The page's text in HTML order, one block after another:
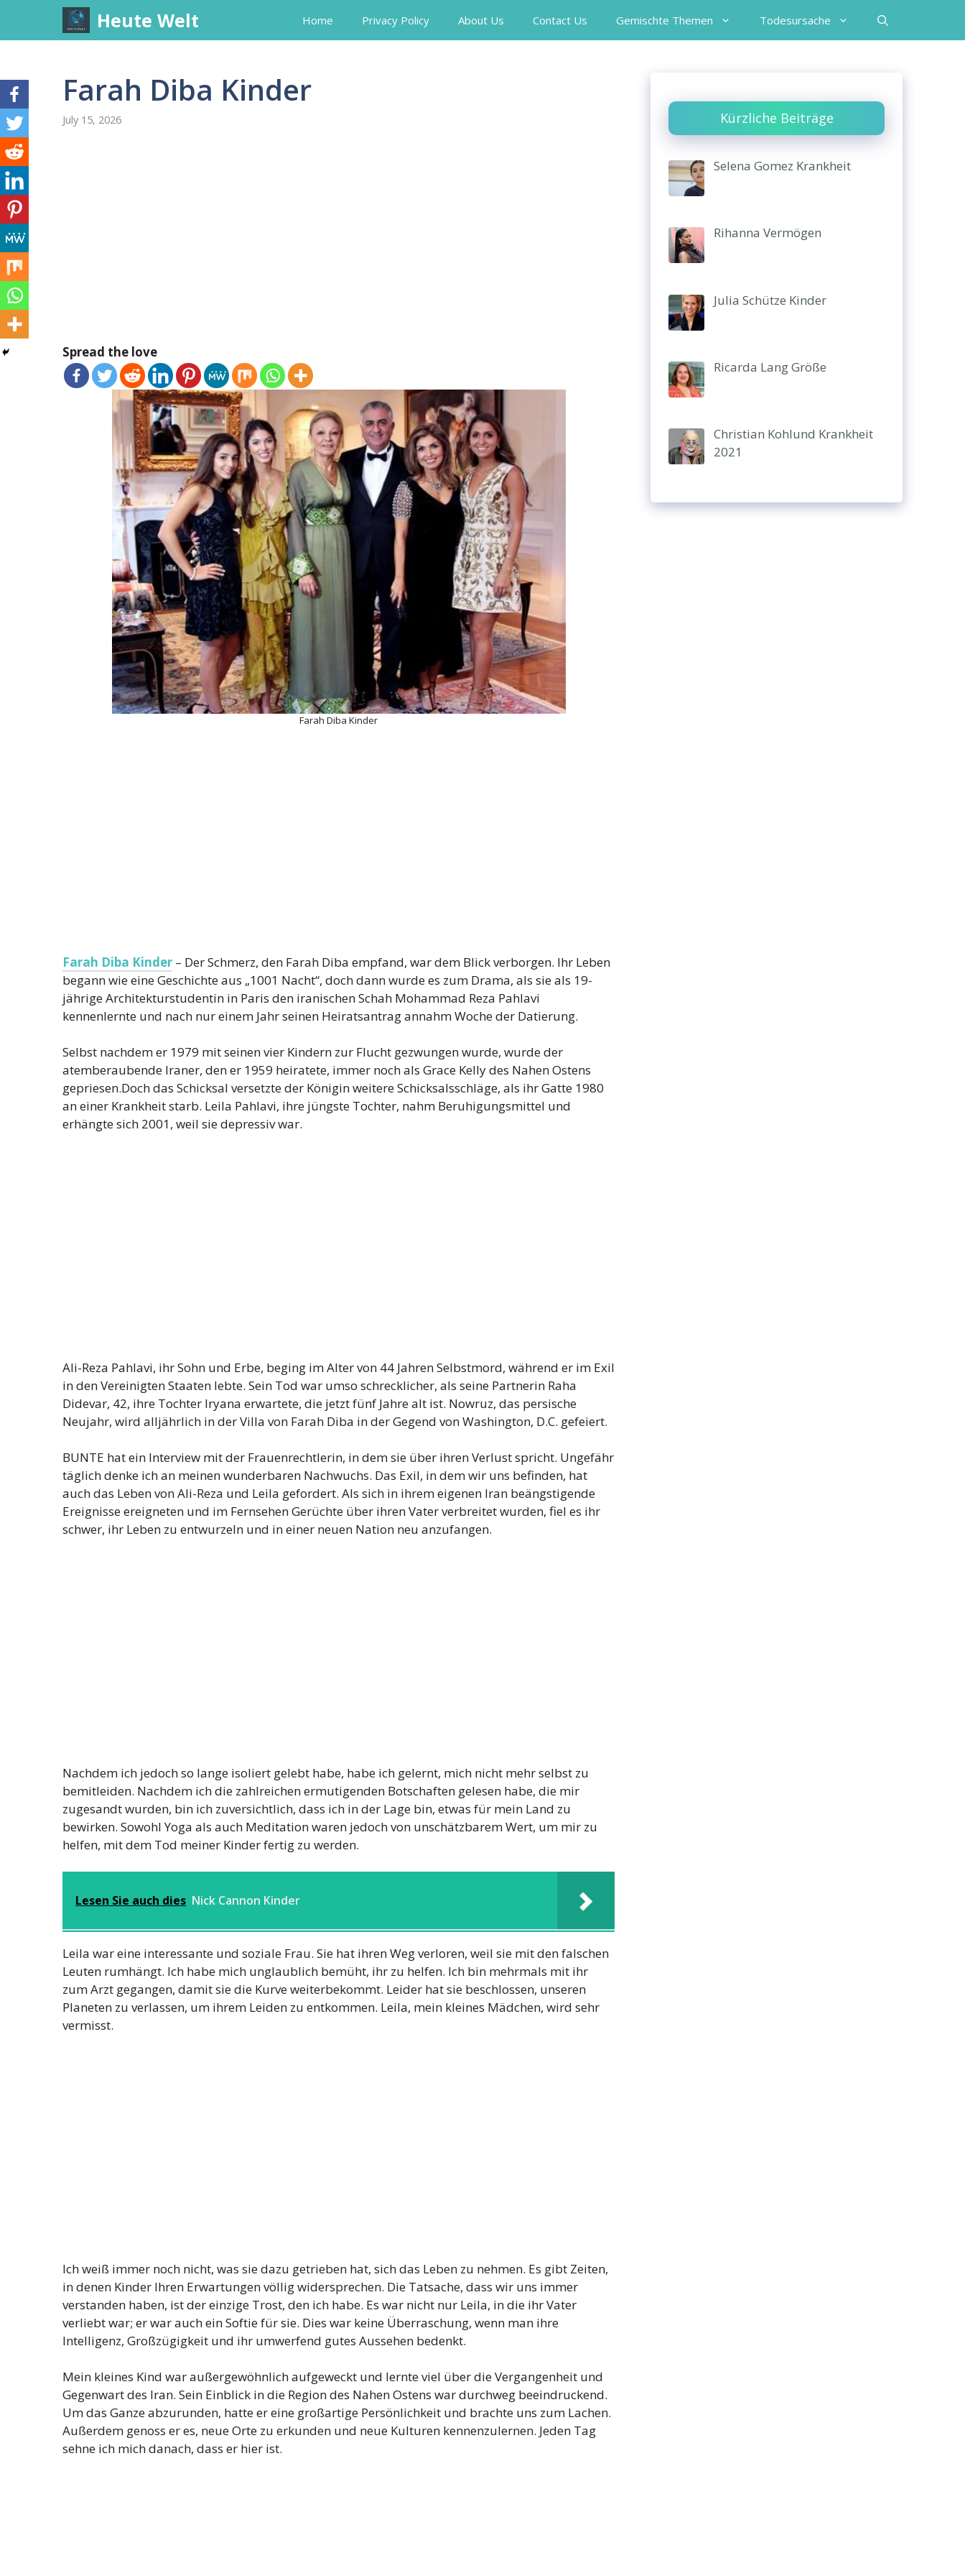
content
Heute Welt Home Privacy Policy About Us Contact Us Gemischte Themen Todesursache
Farah Diba Kinder
July 15, 2026
Spread the love
Farah Diba Kinder
Farah Diba Kinder – Der Schmerz, den Farah Diba empfand, war dem Blick verborgen. Ihr Leben
begann wie eine Geschichte aus „1001 Nacht“, doch dann wurde es zum Drama, als sie als 19-
jährige Architekturstudentin in Paris den iranischen Schah Mohammad Reza Pahlavi
kennenlernte und nach nur einem Jahr seinen Heiratsantrag annahm Woche der Datierung.
Selbst nachdem er 1979 mit seinen vier Kindern zur Flucht gezwungen wurde, wurde der
atemberaubende Iraner, den er 1959 heiratete, immer noch als Grace Kelly des Nahen Ostens
gepriesen.Doch das Schicksal versetzte der Königin weitere Schicksalsschläge, als ihr Gatte 1980
an einer Krankheit starb. Leila Pahlavi, ihre jüngste Tochter, nahm Beruhigungsmittel und
erhängte sich 2001, weil sie depressiv war.
Ali-Reza Pahlavi, ihr Sohn und Erbe, beging im Alter von 44 Jahren Selbstmord, während er im Exil
in den Vereinigten Staaten lebte. Sein Tod war umso schrecklicher, als seine Partnerin Raha
Didevar, 42, ihre Tochter Iryana erwartete, die jetzt fünf Jahre alt ist. Nowruz, das persische
Neujahr, wird alljährlich in der Villa von Farah Diba in der Gegend von Washington, D.C. gefeiert.
BUNTE hat ein Interview mit der Frauenrechtlerin, in dem sie über ihren Verlust spricht. Ungefähr
täglich denke ich an meinen wunderbaren Nachwuchs. Das Exil, in dem wir uns befinden, hat
auch das Leben von Ali-Reza und Leila gefordert. Als sich in ihrem eigenen Iran beängstigende
Ereignisse ereigneten und im Fernsehen Gerüchte über ihren Vater verbreitet wurden, fiel es ihr
schwer, ihr Leben zu entwurzeln und in einer neuen Nation neu anzufangen.
Nachdem ich jedoch so lange isoliert gelebt habe, habe ich gelernt, mich nicht mehr selbst zu
bemitleiden. Nachdem ich die zahlreichen ermutigenden Botschaften gelesen habe, die mir
zugesandt wurden, bin ich zuversichtlich, dass ich in der Lage bin, etwas für mein Land zu
bewirken. Sowohl Yoga als auch Meditation waren jedoch von unschätzbarem Wert, um mir zu
helfen, mit dem Tod meiner Kinder fertig zu werden.
Lesen Sie auch dies Nick Cannon Kinder
Leila war eine interessante und soziale Frau. Sie hat ihren Weg verloren, weil sie mit den falschen
Leuten rumhängt. Ich habe mich unglaublich bemüht, ihr zu helfen. Ich bin mehrmals mit ihr
zum Arzt gegangen, damit sie die Kurve weiterbekommt. Leider hat sie beschlossen, unseren
Planeten zu verlassen, um ihrem Leiden zu entkommen. Leila, mein kleines Mädchen, wird sehr
vermisst.
Ich weiß immer noch nicht, was sie dazu getrieben hat, sich das Leben zu nehmen. Es gibt Zeiten,
in denen Kinder Ihren Erwartungen völlig widersprechen. Die Tatsache, dass wir uns immer
verstanden haben, ist der einzige Trost, den ich habe. Es war nicht nur Leila, in die ihr Vater
verliebt war; er war auch ein Softie für sie. Dies war keine Überraschung, wenn man ihre
Intelligenz, Großzügigkeit und ihr umwerfend gutes Aussehen bedenkt.
Mein kleines Kind war außergewöhnlich aufgeweckt und lernte viel über die Vergangenheit und
Gegenwart des Iran. Sein Einblick in die Region des Nahen Ostens war durchweg beeindruckend.
Um das Ganze abzurunden, hatte er eine großartige Persönlichkeit und brachte uns zum Lachen.
Außerdem genoss er es, neue Orte zu erkunden und neue Kulturen kennenzulernen. Jeden Tag
sehne ich mich danach, dass er hier ist.
Kürzliche Beiträge
Selena Gomez Krankheit
Rihanna Vermögen
Julia Schütze Kinder
Ricarda Lang Größe
Christian Kohlund Krankheit
2021